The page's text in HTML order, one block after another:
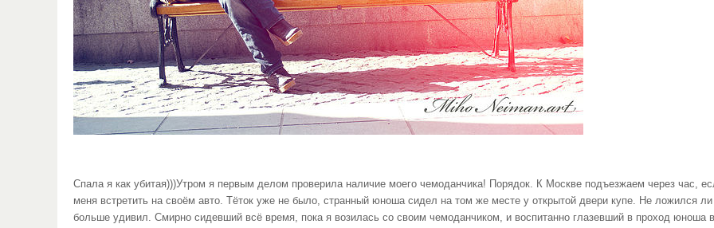
Спала я как убитая)))Утром я первым делом проверила наличие моего чемоданчика! Порядок. К Москве подъезжаем через час,
меня встретить на своём авто. Тёток уже не было, странный юноша сидел на том же месте у открытой двери купе. Не ложился
больше удивил. Смирно сидевший всё время, пока я возилась со своим чемоданчиком, и воспитанно глазевший в проход юноша